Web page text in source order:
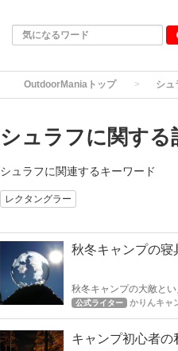
OutdoorManiaトップ シュ
シュラフに関する
シュラフに関連するキーワード
レクタングラー
秋冬キャンプの寝
秋冬キャンプの大敵と
います！
公式ライター かりんキャ
キャンプ初心者の